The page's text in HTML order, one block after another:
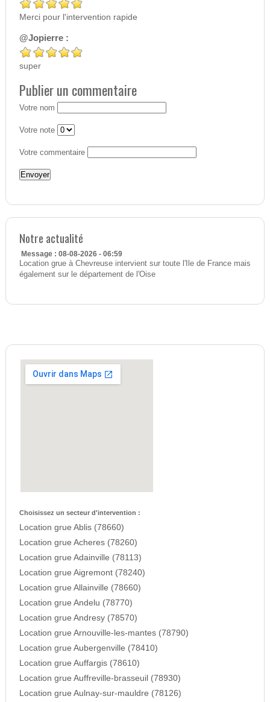
Merci pour l'intervention rapide
@Jopierre :
super
Publier un commentaire
Votre nom
Votre note
Votre commentaire
Notre actualité
Message : 08-08-2026 - 06:59
Location grue à Chevreuse intervient sur toute l'Ile de France mais
également sur le département de l'Oise
Choisissez un secteur d'intervention :
Location grue Ablis (78660)
Location grue Acheres (78260)
Location grue Adainville (78113)
Location grue Aigremont (78240)
Location grue Allainville (78660)
Location grue Andelu (78770)
Location grue Andresy (78570)
Location grue Arnouville-les-mantes (78790)
Location grue Aubergenville (78410)
Location grue Auffargis (78610)
Location grue Auffreville-brasseuil (78930)
Location grue Aulnay-sur-mauldre (78126)